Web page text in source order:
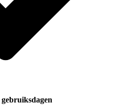
gebruiksdagen